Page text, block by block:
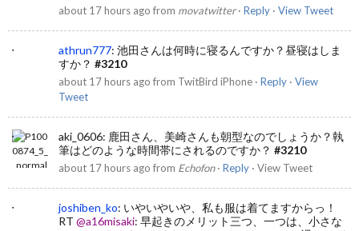
about 17 hours ago from movatwitter· Reply · View Tweet
athrun777: 池田さんは何時に寝るんですか？昼寝はしま
すか？ #3210
about 17 hours ago from TwitBird iPhone · Reply · View
Tweet
aki_0606: 鹿田さん、美崎さんも朝型なのでしょうか？執
筆はどのような時間帯にされるのですか？ #3210
about 17 hours ago from Echofon· Reply · View Tweet
joshiben_ko: いやいやいや、私も服は着てますからっ！
RT @a16misaki: 早起きのメリット三つ、一つは、小さな